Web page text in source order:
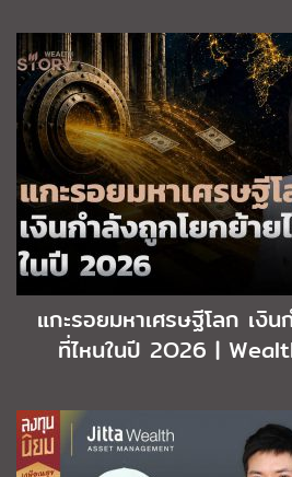
แกะรอยมหาเศรษฐีโลก เงิ
ที่ไหนในปี 2O26 |